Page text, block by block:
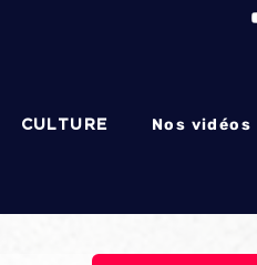
CULTURE Nos vidéos